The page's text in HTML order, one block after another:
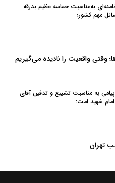
به‌مناسبت حماسه عظیم بدرقه
مهم کشور؛
وقتی واقعیت را نادیده می‌گیریم
به‌ مناسبت تشییع و تدفین آقای
شهید امت:
تهران